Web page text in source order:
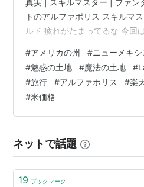
真実 | スキルマスター | ファン
トのアルファポリス スキルマ
ルド 疲れがたまってるな 今回
サンタフェ Santa Feです。 地
wikiより。 美しい景観から「
魔法の土地)」と通称される[1]
済は、石油とガスの生産、観光
#アメリカの州 #ニューメキシ
#魅惑の土地 #魔法の土地 #
#旅行 #アルファポリス #楽
#米価格
ネットで話題
19 ブックマーク